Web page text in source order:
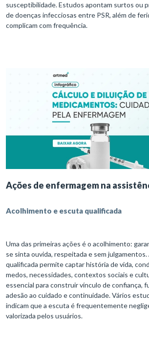
susceptibilidade. Estudos apontam surtos ou
de doenças infecciosas entre PSR, além de
complicam com frequência.
Ações de enfermagem na
Acolhimento e escuta qualificada
Uma das primeiras ações é o acolhimento:
se sinta ouvida, respeitada e sem
qualificada permite captar história de vida,
medos, necessidades, contextos sociais e
essencial para construir vínculo de confiança,
adesão ao cuidado e continuidade. Vários
indicam que a escuta é frequentemente
valorizada pelos usuários.